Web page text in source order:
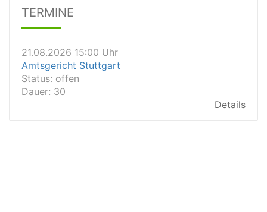
TERMINE
21.08.2026 15:00 Uhr
Status: offen
Dauer: 30
21.08.2026 14:30 Uhr
Amtsgericht Ulm